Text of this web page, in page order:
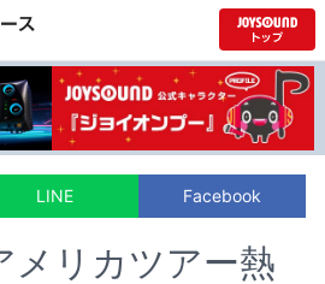
LINE Facebook
メリカツアー熱